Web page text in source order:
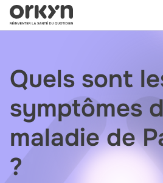
Aller
au
Quels sont
symptômes
maladie de
?